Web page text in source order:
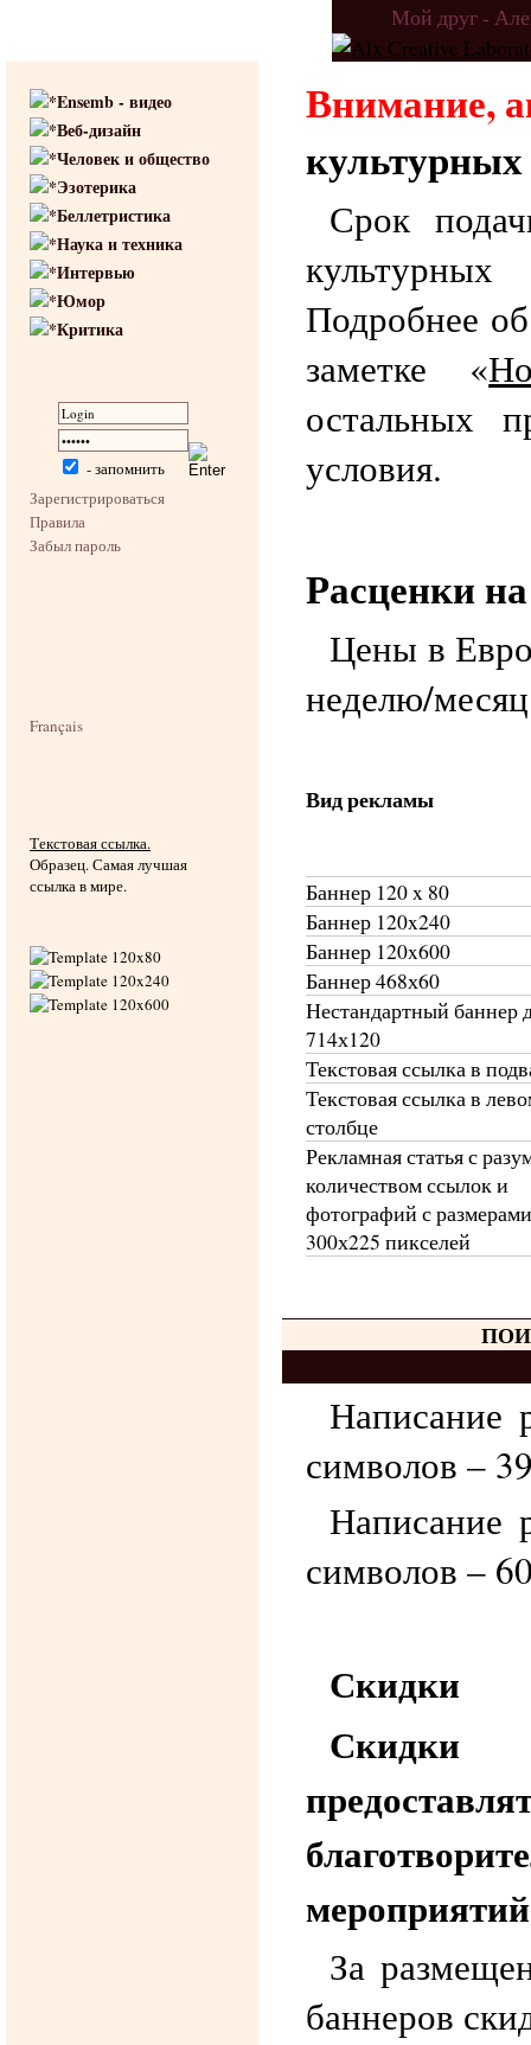
Мой друг -
Ensemb - видео
Веб-дизайн
Человек и общество
Эзотерика
Беллетристика
Наука и техника
Интервью
Юмор
Критика
- запомнить
Зарегистрироваться
Правила
Забыл пароль
Français
Текстовая ссылка.
Образец. Самая лучшая
ссылка в мире.
Внимание,
культурных
Срок
Подробнее
заметке «
остальных
условия.
Расценки
Цены в
неделю/
Вид рекламы
Баннер 120 x 80
Баннер 120x240
Баннер 120x600
Баннер 468х60
Нестандартный баннер
714х120
Текстовая ссылка в
Текстовая ссылка в
столбце
Рекламная статья с
количеством ссылок и
фотографий с
300х225 пикселей
Написание
символов –
Написание
символов –
Скидки
Скидки
За
баннеров